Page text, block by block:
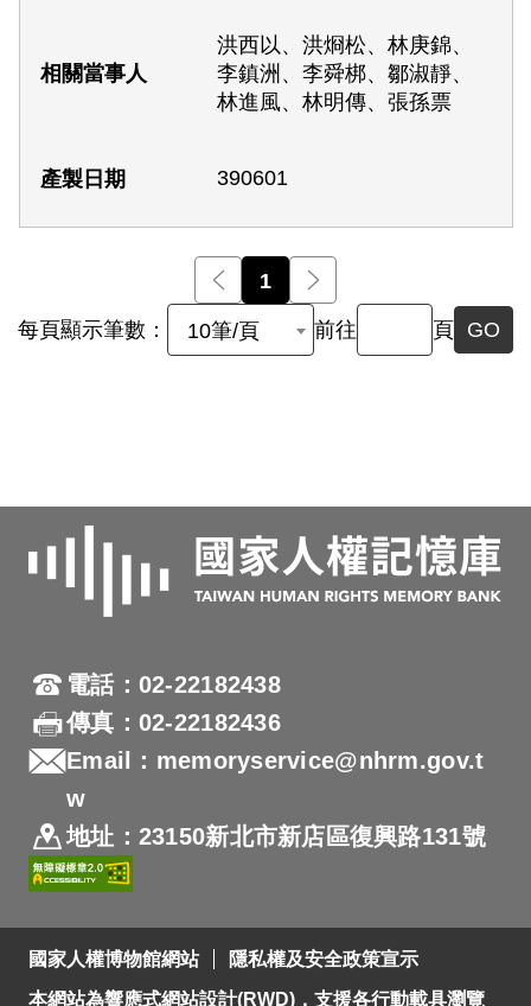
洪西以、洪烱松、林庚錦、
李鎮洲、李舜梆、鄒淑靜、
林進風、林明傳、張孫票
390601
前一頁
1
每頁顯示筆數： 10筆/頁 前往 頁 GO
電話：02-22182438
傳真：02-22182436
Email：memoryservice@nhrm.gov.t
w
地址：23150新北市新店區復興路131號
國家人權博物館網站
隱私權及安全政策宣示
本網站為響應式網站設計(RWD)，支援各行動載具瀏覽